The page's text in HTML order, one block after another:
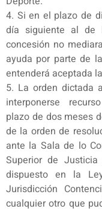
4. Si en el plazo de
día siguiente al de
concesión no
ayuda por parte de
entenderá aceptada
5. La orden dictada
interponerse
plazo de dos meses
de la orden de
ante la Sala de lo
Superior de
dispuesto en la
Jurisdicción
cualquier otro que